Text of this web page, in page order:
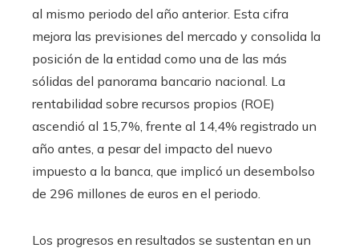
al mismo periodo del año anterior. Esta cifra
mejora las previsiones del mercado y consolida la
posición de la entidad como una de las más
sólidas del panorama bancario nacional. La
rentabilidad sobre recursos propios (ROE)
ascendió al 15,7%, frente al 14,4% registrado un
año antes, a pesar del impacto del nuevo
impuesto a la banca, que implicó un desembolso
de 296 millones de euros en el periodo.
Los progresos en resultados se sustentan en un